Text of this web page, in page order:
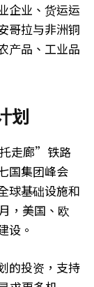
企业、货运运
哥拉与非洲铜
产品、工业品
划
走廊”铁路
国集团峰会
球基础设施和
， 美国 、 欧
设 。
的投资，支持